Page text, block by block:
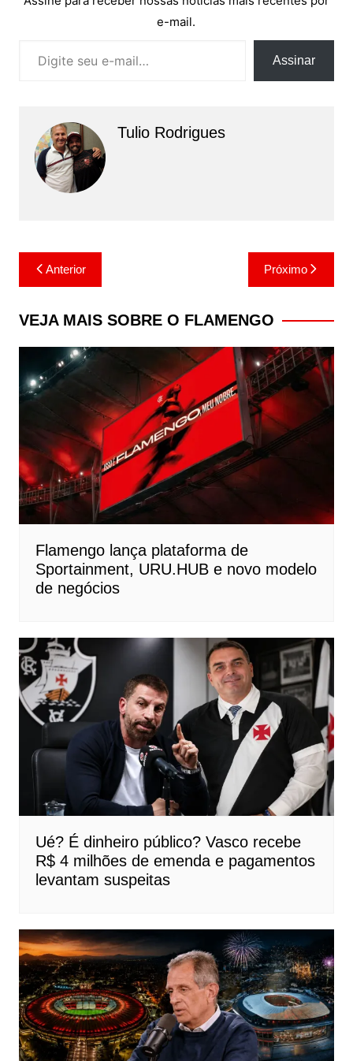
e-mail.
Assinar
Tulio Rodrigues
Navegação
de
Post
Anterior Próximo
VEJA MAIS SOBRE O FLAMENGO
Flamengo lança plataforma de
Sportainment, URU.HUB e novo modelo
de negócios
Ué? É dinheiro público? Vasco recebe
R$ 4 milhões de emenda e pagamentos
levantam suspeitas